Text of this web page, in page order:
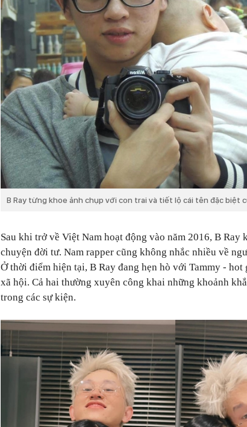
B Ray từng khoe ảnh chụp với con trai và tiết lộ cái tên đặc biệt
Sau khi trở về Việt Nam hoạt động vào năm 2016, B Ray
chuyện đời tư. Nam rapper cũng không nhắc nhiều về
Ở thời điểm hiện tại, B Ray đang hẹn hò với Tammy -
xã hội. Cả hai thường xuyên công khai những khoảnh
trong các sự kiện.